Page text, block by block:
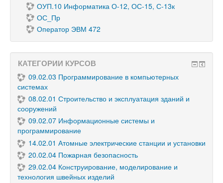
ОУП.10 Информатика О-12, ОС-15, С-13к
ОС_Пр
Оператор ЭВМ 472
КАТЕГОРИИ КУРСОВ
09.02.03 Программирование в компьютерных
системах
08.02.01 Строительство и эксплуатация зданий и
сооружений
09.02.07 Информационные системы и
программирование
14.02.01 Атомные электрические станции и установки
20.02.04 Пожарная безопасность
29.02.04 Конструирование, моделирование и
технология швейных изделий